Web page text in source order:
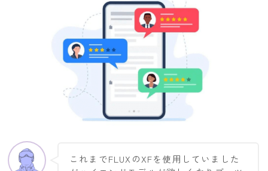
これまでFLUXのXFを使用していました